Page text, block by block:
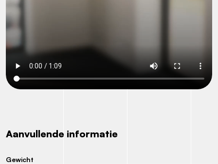
Aanvullende informatie
Gewicht